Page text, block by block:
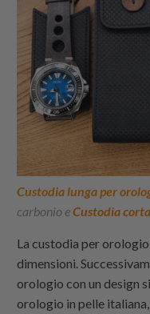
Custodia lunga per
carbonio eCustodia
La custodia per
dimensioni.
orologio con un design
orologio in pelle